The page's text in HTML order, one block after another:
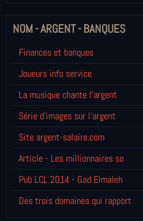
NOM - ARGENT - BANQUES
Finances et banques
Joueurs info service
La musique chante l'argent
Série d'images sur l'argent
Site argent-salaire.com
Article - Les millionnaires so
Pub LCL 2014 - Gad Elmaleh
Des trois domaines qui rapport